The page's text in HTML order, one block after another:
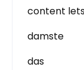
content
damste
das